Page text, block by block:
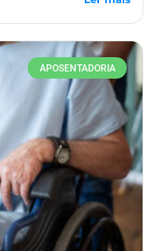
APOSENTADORIA